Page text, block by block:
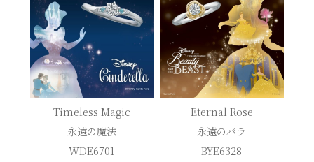
Timeless Magic
永遠の魔法
WDE6701
Eternal Rose
永遠のバラ
BYE6328